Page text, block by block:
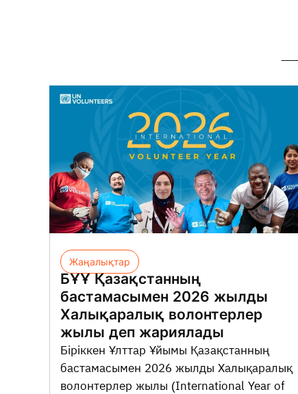
Жаңалықтар
БҰҰ Қазақстанның
бастамасымен 2026 жылды
Халықаралық волонтерлер
жылы деп жариялады
Біріккен Ұлттар Ұйымы Қазақстанның
бастамасымен 2026 жылды Халықаралық
волонтерлер жылы (International Year of